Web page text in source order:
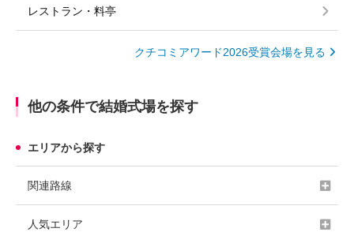
レストラン・料亭
クチコミアワード2026受賞会場を見る
他の条件で結婚式場を探す
エリアから探す
関連路線
人気エリア